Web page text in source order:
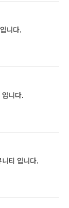
니다.
니다.
티 입니다.